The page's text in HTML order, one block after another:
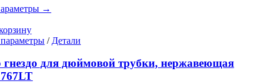
выбрать
странице
товара.
→
Этот
имеет
несколько
/ Детали
гнездо для дюймовой трубки, нержавеющая